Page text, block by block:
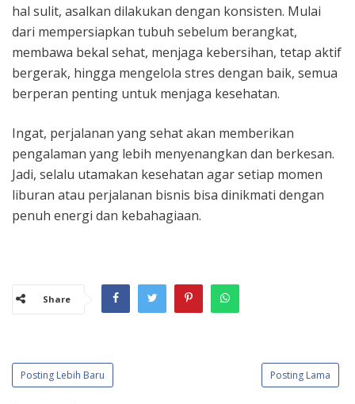
hal sulit, asalkan dilakukan dengan konsisten. Mulai
dari mempersiapkan tubuh sebelum berangkat,
membawa bekal sehat, menjaga kebersihan, tetap aktif
bergerak, hingga mengelola stres dengan baik, semua
berperan penting untuk menjaga kesehatan.
Ingat, perjalanan yang sehat akan memberikan
pengalaman yang lebih menyenangkan dan berkesan.
Jadi, selalu utamakan kesehatan agar setiap momen
liburan atau perjalanan bisnis bisa dinikmati dengan
penuh energi dan kebahagiaan.
Share
Posting Lebih Baru Posting Lama